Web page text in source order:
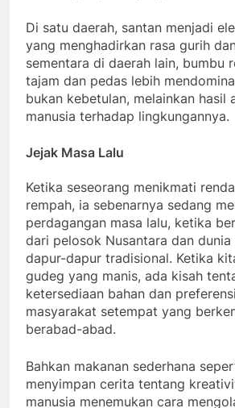
Di satu daerah, santan menjadi
yang menghadirkan rasa gurih
sementara di daerah lain, bumbu
tajam dan pedas lebih
bukan kebetulan, melainkan hasil
manusia terhadap lingkungannya.
Jejak Masa Lalu
Ketika seseorang menikmati
rempah, ia sebenarnya sedang
perdagangan masa lalu, ketika
dari pelosok Nusantara dan
dapur-dapur tradisional. Ketika
gudeg yang manis, ada kisah
ketersediaan bahan dan
masyarakat setempat yang
berabad-abad.
Bahkan makanan sederhana
menyimpan cerita tentang
manusia menemukan cara